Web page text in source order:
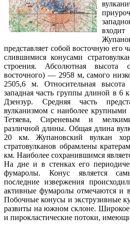
представляет собой восточную его
слившимися конусами
строения. Абсолютная высота
восточного) — 2958 м, самого
2505,6 м. Относительная
западная часть группы длиной в 6
Дзензур. Средняя часть
вулканизмом с наиболее
Тетяева, Сиреневым и
различной длины. Общая длина
20 км. Жупановский вулкан
стратовулканов обрамлены
км. Наиболее сохранившимся
На дне и в стенках его
фумаролы. Конус является
последние извержения
активные фумаролы отмечаются и в
Побочные конусы и экструзивные
развиты на южном склоне. Широкое
и пирокластические потоки,